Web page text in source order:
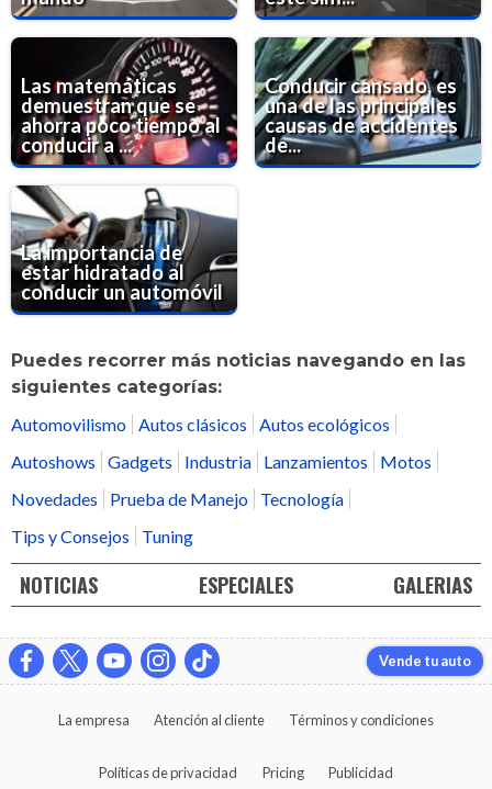
Las matemáticas
demuestran que se
ahorra poco tiempo al
conducir a ...
Conducir cansado, es
una de las principales
causas de accidentes
de...
La importancia de
estar hidratado al
conducir un automóvil
Puedes recorrer más noticias navegando en las
siguientes categorías:
Automovilismo
Autos clásicos
Autos ecológicos
Autoshows
Gadgets Industria Lanzamientos
Motos
Novedades
Prueba de Manejo
Tecnología
Tips y Consejos
Tuning
NOTICIAS ESPECIALES GALERIAS
Vende tu auto
La empresa Atención al cliente Términos y condiciones
Políticas de privacidad Pricing Publicidad